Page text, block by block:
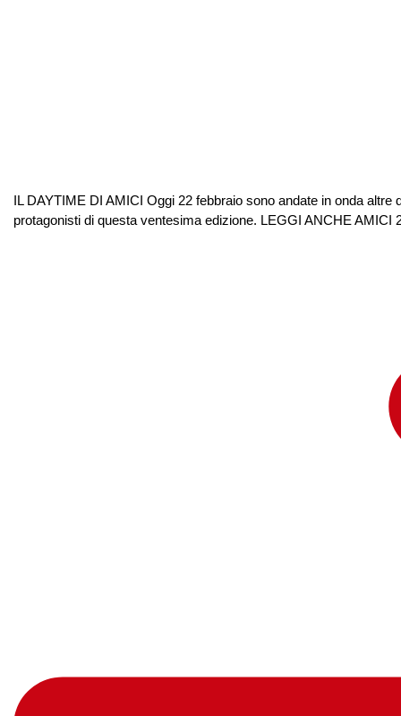
IL DAYTIME DI AMICI Oggi 22 febbraio sono andate in onda altre
protagonisti di questa ventesima edizione. LEGGI ANCHE